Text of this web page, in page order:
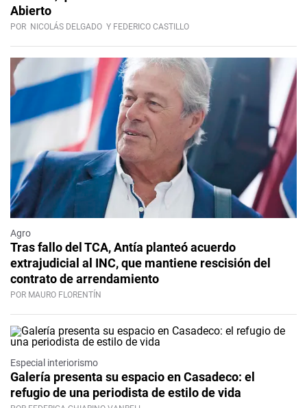
Abierto
POR NICOLÁS DELGADO Y FEDERICO CASTILLO
Agro
Tras fallo del TCA, Antía planteó acuerdo
extrajudicial al INC, que mantiene rescisión del
contrato de arrendamiento
POR MAURO FLORENTÍN
Especial interiorismo
Galería presenta su espacio en Casadeco: el
refugio de una periodista de estilo de vida